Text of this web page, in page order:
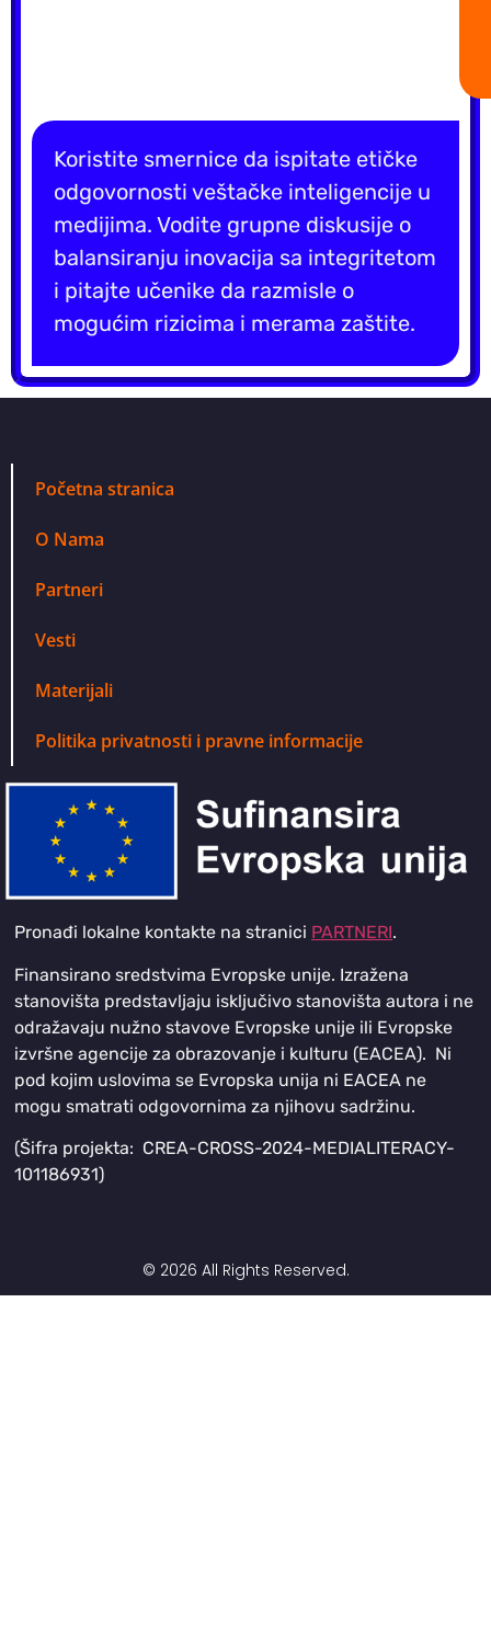
Koristite smernice da ispitate etičke
odgovornosti veštačke inteligencije u
medijima. Vodite grupne diskusije o
balansiranju inovacija sa integritetom
i pitajte učenike da razmisle o
mogućim rizicima i merama zaštite.
Početna stranica
O Nama
Partneri
Vesti
Materijali
Politika privatnosti i pravne informacije
Pronađi lokalne kontakte na stranici PARTNERI.
Finansirano sredstvima Evropske unije. Izražena
stanovišta predstavljaju isključivo stanovišta autora i ne
odražavaju nužno stavove Evropske unije ili Evropske
izvršne agencije za obrazovanje i kulturu (EACEA). Ni
pod kojim uslovima se Evropska unija ni EACEA ne
mogu smatrati odgovornima za njihovu sadržinu.
(Šifra projekta: CREA-CROSS-2024-MEDIALITERACY-
101186931)
© 2026 All Rights Reserved.